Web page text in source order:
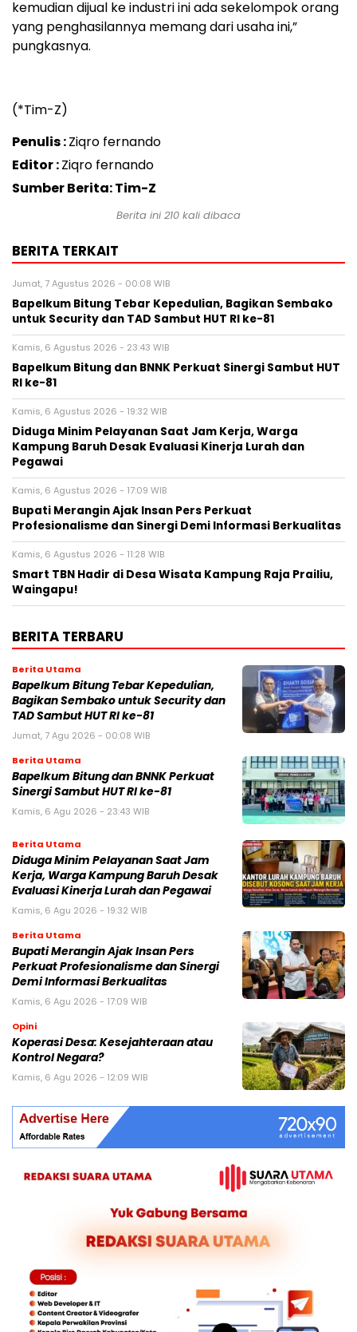
kemudian dijual ke industri ini ada sekelompok orang
yang penghasilannya memang dari usaha ini,”
pungkasnya.
(*Tim-Z)
Penulis :Ziqro fernando
Editor :Ziqro fernando
Sumber Berita: Tim-Z
Berita ini 210 kali dibaca
BERITA TERKAIT
Jumat, 7 Agustus 2026 - 00:08 WIB
Bapelkum Bitung Tebar Kepedulian, Bagikan Sembako
untuk Security dan TAD Sambut HUT RI ke-81
Kamis, 6 Agustus 2026 - 23:43 WIB
Bapelkum Bitung dan BNNK Perkuat Sinergi Sambut HUT
RI ke-81
Kamis, 6 Agustus 2026 - 19:32 WIB
Diduga Minim Pelayanan Saat Jam Kerja, Warga
Kampung Baruh Desak Evaluasi Kinerja Lurah dan
Pegawai
Kamis, 6 Agustus 2026 - 17:09 WIB
Bupati Merangin Ajak Insan Pers Perkuat
Profesionalisme dan Sinergi Demi Informasi Berkualitas
Kamis, 6 Agustus 2026 - 11:28 WIB
Smart TBN Hadir di Desa Wisata Kampung Raja Prailiu,
Waingapu!
BERITA TERBARU
Berita Utama
Bapelkum Bitung Tebar Kepedulian,
Bagikan Sembako untuk Security dan
TAD Sambut HUT RI ke-81
Jumat, 7 Agu 2026 - 00:08 WIB
Berita Utama
Bapelkum Bitung dan BNNK Perkuat
Sinergi Sambut HUT RI ke-81
Kamis, 6 Agu 2026 - 23:43 WIB
Berita Utama
Diduga Minim Pelayanan Saat Jam
Kerja, Warga Kampung Baruh Desak
Evaluasi Kinerja Lurah dan Pegawai
Kamis, 6 Agu 2026 - 19:32 WIB
Berita Utama
Bupati Merangin Ajak Insan Pers
Perkuat Profesionalisme dan Sinergi
Demi Informasi Berkualitas
Kamis, 6 Agu 2026 - 17:09 WIB
Opini
Koperasi Desa: Kesejahteraan atau
Kontrol Negara?
Kamis, 6 Agu 2026 - 12:09 WIB